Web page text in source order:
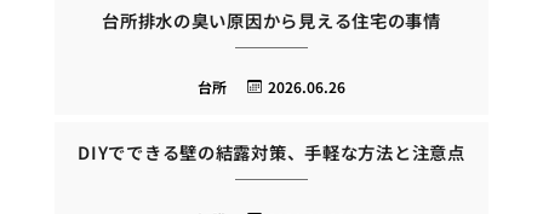
台所排水の臭い原因から見える住宅の事情
2026.06.26
台所
DIYでできる壁の結露対策、手軽な方法と注意点